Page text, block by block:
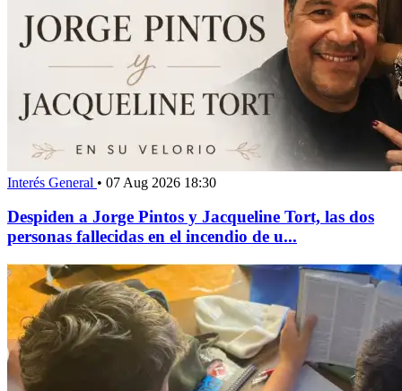
Interés General • 07 Aug 2026 18:30
Despiden a Jorge Pintos y Jacqueline Tort, las dos
personas fallecidas en el incendio de u...